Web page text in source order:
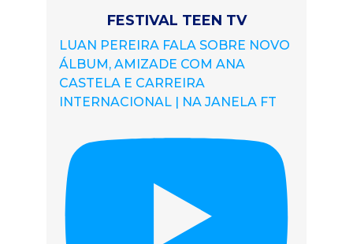
FESTIVAL TEEN TV
LUAN PEREIRA FALA SOBRE NOVO
ÁLBUM, AMIZADE COM ANA
CASTELA E CARREIRA
INTERNACIONAL | NA JANELA FT